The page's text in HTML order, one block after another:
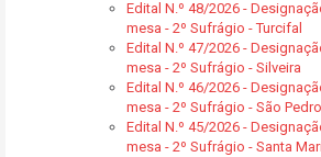
Edital N.º 48/2026 -
mesa - 2º Sufrágio - Turcifal
Edital N.º 47/2026 -
mesa - 2º Sufrágio - Silveira
Edital N.º 46/2026 -
mesa - 2º Sufrágio - São
Edital N.º 45/2026 -
mesa - 2º Sufrágio - Santa